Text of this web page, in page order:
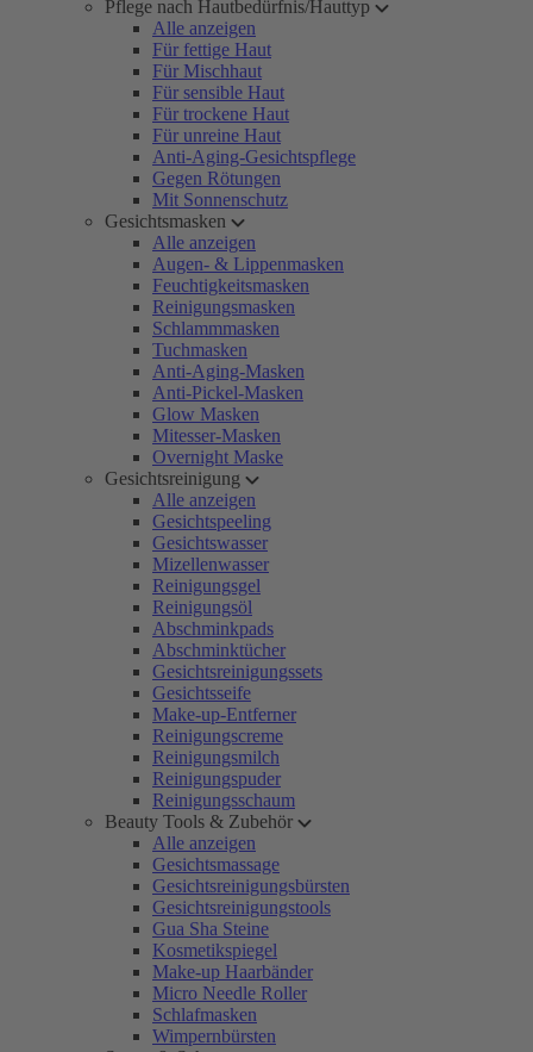
Pflege nach Hautbedürfnis/Hauttyp
Alle anzeigen
Für fettige Haut
Für Mischhaut
Für sensible Haut
Für trockene Haut
Für unreine Haut
Anti-Aging-Gesichtspflege
Gegen Rötungen
Mit Sonnenschutz
Gesichtsmasken
Alle anzeigen
Augen- & Lippenmasken
Feuchtigkeitsmasken
Reinigungsmasken
Schlammmasken
Tuchmasken
Anti-Aging-Masken
Anti-Pickel-Masken
Glow Masken
Mitesser-Masken
Overnight Maske
Gesichtsreinigung
Alle anzeigen
Gesichtspeeling
Gesichtswasser
Mizellenwasser
Reinigungsgel
Reinigungsöl
Abschminkpads
Abschminktücher
Gesichtsreinigungssets
Gesichtsseife
Make-up-Entferner
Reinigungscreme
Reinigungsmilch
Reinigungspuder
Reinigungsschaum
Beauty Tools & Zubehör
Alle anzeigen
Gesichtsmassage
Gesichtsreinigungsbürsten
Gesichtsreinigungstools
Gua Sha Steine
Kosmetikspiegel
Make-up Haarbänder
Micro Needle Roller
Schlafmasken
Wimpernbürsten